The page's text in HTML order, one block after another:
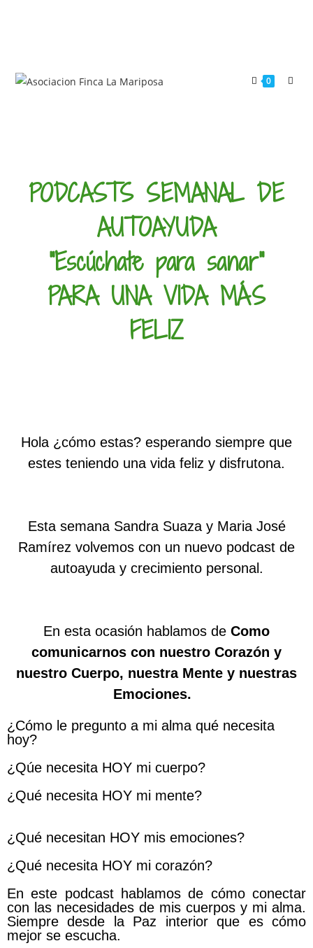
0
PODCASTS SEMANAL DE
AUTOAYUDA
"Escúchate para sanar"
PARA UNA VIDA MÁS
FELIZ
Hola ¿cómo estas? esperando siempre que
estes teniendo una vida feliz y disfrutona.
Esta semana Sandra Suaza y Maria José
Ramírez volvemos con un nuevo podcast de
autoayuda y crecimiento personal.
En esta ocasión hablamos de Como
comunicarnos con nuestro Corazón y
nuestro Cuerpo, nuestra Mente y nuestras
Emociones.
¿Cómo le pregunto a mi alma qué necesita
hoy?
¿Qúe necesita HOY mi cuerpo?
¿Qué necesita HOY mi mente?
¿Qué necesitan HOY mis emociones?
¿Qué necesita HOY mi corazón?
En este podcast hablamos de cómo conectar
con las necesidades de mis cuerpos y mi alma.
Siempre desde la Paz interior que es cómo
mejor se escucha.